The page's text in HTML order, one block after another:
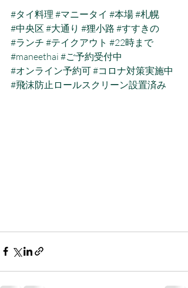
#タイ料理 #マニータイ #本場#札幌
#中央区 #大通り #狸小路 #すすきの
#ランチ #テイクアウト #22時まで
#maneethai #ご予約受付中
#オンライン予約可#コロナ対策実施中
#飛沫防止ロールスクリーン設置済み